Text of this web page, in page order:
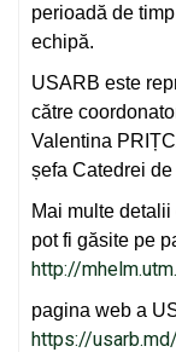
perioadă de
echipă.
USARB este
către
Valentina
șefa Catedrei
Mai multe
pot fi găsite pe
http://
pagina web a
https://